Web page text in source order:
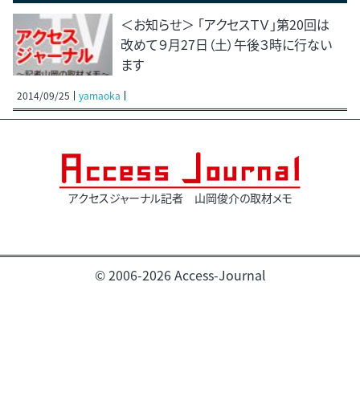
＜お知らせ＞ 「アクセスＴＶ」第20回は
改めて９月27日（土）午後３時に行ない
ます
2014/09/25 yamaoka
アクセスジャーナル記者 山岡俊介の取材メモ
© 2006-2026 Access-Journal